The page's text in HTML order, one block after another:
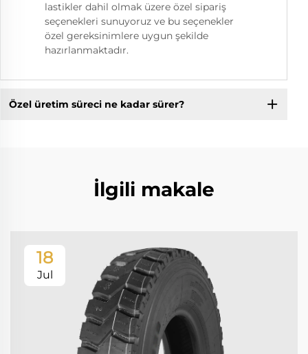
lastikler dahil olmak üzere özel sipariş
seçenekleri sunuyoruz ve bu seçenekler
özel gereksinimlere uygun şekilde
hazırlanmaktadır.
Özel üretim süreci ne kadar sürer?
İlgili makale
18
Jul